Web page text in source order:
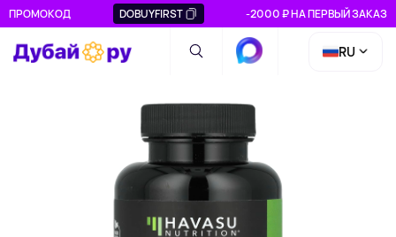
ПРОМОКОД DOBUYFIRST -2000 ₽ НА ПЕРВЫЙ ЗАКАЗ
RU